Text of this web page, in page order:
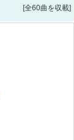
[全60曲を収載]